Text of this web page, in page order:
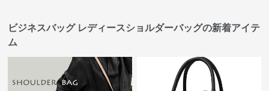
ビジネスバッグ レディースショルダーバッグの新着アイテ
ム